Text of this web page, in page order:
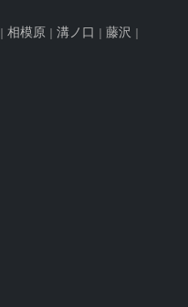
相模原 溝ノ口 藤沢